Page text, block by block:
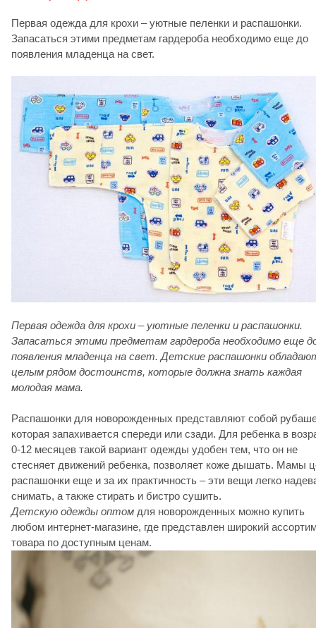
Первая одежда для крохи – уютные пеленки и распашонки.
Запасаться этими предметам гардероба необходимо еще до
появления младенца на свет.
Первая одежда для крохи – уютные пеленки и распашонки.
Запасаться этими предметам гардероба необходимо еще
появления младенца на свет. Детские распашонки
целым рядом достоинств, которые должна знать каждая
молодая мама.
Распашонки для новорожденных представляют собой
которая запахивается спереди или сзади. Для ребенка в
0-12 месяцев такой вариант одежды удобен тем, что он не
стесняет движений ребенка, позволяет коже дышать. Мамы
распашонки еще и за их практичность – эти вещи легко
снимать, а также стирать и бистро сушить.
Детскую одежды оптом для новорожденных можно купить
любом интернет-магазине, где представлен широкий
товара по доступным ценам.